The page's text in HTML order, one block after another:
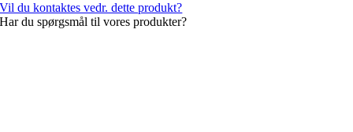
Vil du kontaktes vedr. dette produkt?
Har du spørgsmål til vores produkter?